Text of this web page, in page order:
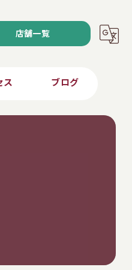
店舗一覧
ス ブログ